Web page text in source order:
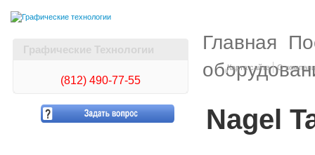
Карта сайта О
Графические Технологии
(812) 490-77-55
Главная
Nagel